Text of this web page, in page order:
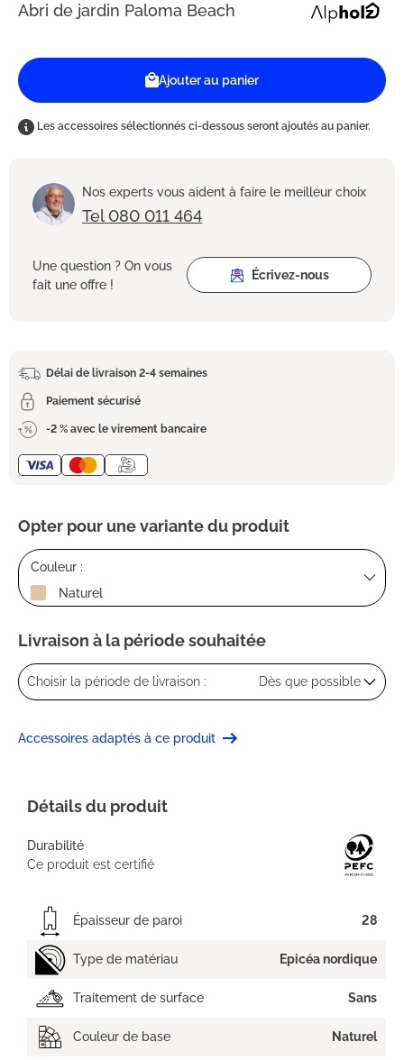
Abri de jardin Paloma Beach
Ajouter au panier
Les accessoires sélectionnés ci-dessous seront ajoutés au panier.
Nos experts vous aident à faire le meilleur choix
Tel 080 011 464
Une question ? On vous
fait une offre !
Écrivez-nous
Délai de livraison 2-4 semaines
Paiement sécurisé
-2 % avec le virement bancaire
Opter pour une variante du produit
Couleur :
Naturel
Livraison à la période souhaitée
Choisir la période de livraison : Dès que possible
Accessoires adaptés à ce produit
Détails du produit
Durabilité
Ce produit est certifié
Épaisseur de paroi 28
Type de matériau Epicéa nordique
Traitement de surface Sans
Couleur de base Naturel